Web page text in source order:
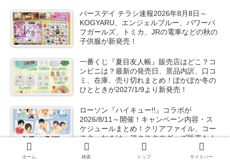
バースデイ チラシ速報2026年8月8日～
KOGYARU、エンジェルブルー、パワーパ
フガールズ、トミカ、JRの電車などの秋の
子供服が新発売！
一番くじ『夏目友人帳』販売店はどこ？コ
ンビニは？最新の発売日、景品内訳、口コ
ミ、在庫、売り切れまとめ！ぽかぽか冬の
ひとときが2027/1/9より新発売！
ローソン『ハイキュー!!』コラボが
2026/8/11～開催！キャンペーン内容・ス
ケジュールまとめ！クリアファイル、コー
スターおまけ、アクスタのグッズ販売も！
100均『東方プロジェクト』コラボが2026
ホーム 検索 トップ サイドバー